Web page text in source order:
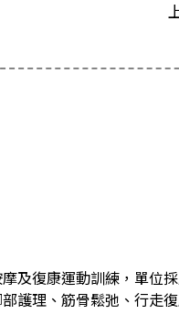
及復康運動訓練，單位
護理、筋骨鬆弛、行走